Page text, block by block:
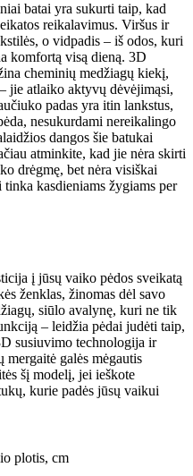
batai yra sukurti taip, kad
reikalavimus. Viršus ir
o vidpadis – iš odos, kuri
komfortą visą dieną. 3D
cheminių medžiagų kiekį,
jie atlaiko aktyvų dėvėjimąsi,
padas yra itin lankstus,
nesukurdami nereikalingo
dangos šie batukai
atminkite, kad jie nėra skirti
drėgmę, bet nėra visiškai
kasdieniams žygiams per
į jūsų vaiko pėdos sveikatą
ženklas, žinomas dėl savo
siūlo avalynę, kuri ne tik
– leidžia pėdai judėti taip,
susiuvimo technologija ir
galės mėgautis
šį modelį, jei ieškote
kurie padės jūsų vaikui
plotis, cm